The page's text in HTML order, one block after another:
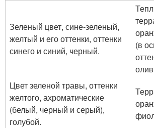
Зеленый цвет, сине-зеленый,
желтый и его оттенки, оттенки
синего и синий, черный.
(в
Цвет зеленой травы, оттенки
желтого, ахроматические
(белый, черный и серый),
голубой.